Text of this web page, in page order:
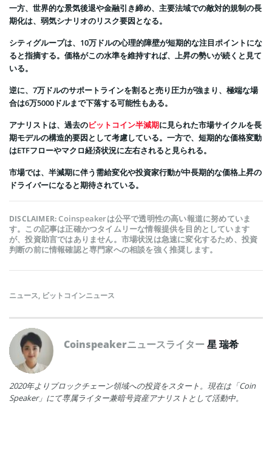
一方、世界的な景気後退や金融引き締め、主要法域での敵対的規制の長
期化は、弱気シナリオのリスク要因となる。
シティグループは、10万ドルの心理的障壁が短期的な注目ポイントにな
ると指摘する。価格がこの水準を維持すれば、上昇の勢いが続くと見て
いる。
逆に、7万ドルのサポートラインを割ると売り圧力が強まり、極端な場
合は6万5000ドルまで下落する可能性もある。
アナリストは、過去のビットコイン半減期に見られた市場サイクルを長
期モデルの構造的要因として考慮している。一方で、短期的な価格変動
はETFフローやマクロ経済状況に左右されると見られる。
市場では、半減期に伴う需給変化や投資家行動が中長期的な価格上昇の
ドライバーになると期待されている。
DISCLAIMER:Coinspeakerは公平で透明性の高い報道に努めていま
す。この記事は正確かつタイムリーな情報提供を目的としています
が、投資助言ではありません。市場状況は急速に変化するため、投資
判断の前に情報確認と専門家への相談を強く推奨します。
ニュース, ビットコインニュース
Coinspeakerニュースライター星 瑞希
2020年よりブロックチェーン領域への投資をスタート。現在は「Coin
Speaker」にて専属ライター兼暗号資産アナリストとして活動中。